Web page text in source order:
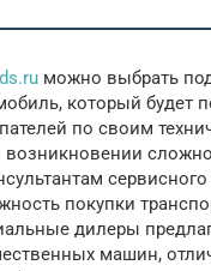
можно выбрать
который будет
по своим
возникновении
покупки
дилеры
машин,